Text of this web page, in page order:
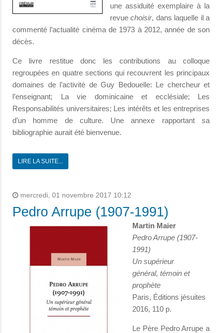
une assiduité exemplaire à la
revuechoisir, dans laquelle il a
commenté l’actualité cinéma de 1973 à 2012, année de son
décès.
Ce livre restitue donc les contributions au colloque
regroupées en quatre sections qui recouvrent les principaux
domaines de l’activité de Guy Bedouelle: Le chercheur et
l’enseignant; La vie dominicaine et ecclésiale; Les
Responsabilités universitaires; Les intérêts et les entreprises
d’un homme de culture. Une annexe rapportant sa
bibliographie aurait été bienvenue.
LIRE LA SUITE...
mercredi, 01 novembre 2017 10:12
Pedro Arrupe (1907-1991)
Martin Maier
Pedro Arrupe (1907-
1991)
Un supérieur
général, témoin et
prophète
Paris, Éditions jésuites
2016, 110 p.
Le Père Pedro Arrupe a